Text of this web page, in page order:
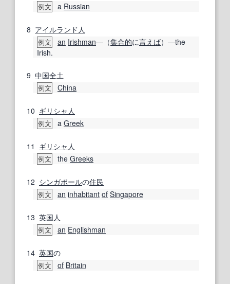
例文 a Russian
8 アイルランド人
例文 an Irishman―（集合的に言えば）―the
Irish.
9 中国全土
例文 China
10 ギリシャ人
例文 a Greek
11 ギリシャ人
例文 the Greeks
12 シンガポールの住民
例文 an inhabitant of Singapore
13 英国人
例文 an Englishman
14 英国の
例文 of Britain